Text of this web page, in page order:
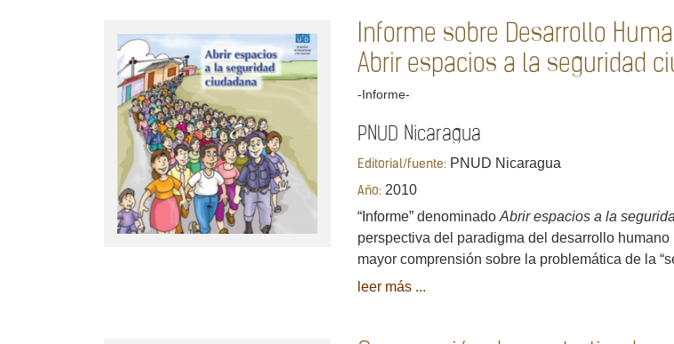
Informe sobre Desarrollo
Abrir espacios a la seguridad
-Informe-
PNUD Nicaragua
Editorial/fuente: PNUD Nicaragua
Año: 2010
“Informe” denominado Abrir espacios a la
perspectiva del paradigma del desarrollo
mayor comprensión sobre la problemática de la
leer más ...